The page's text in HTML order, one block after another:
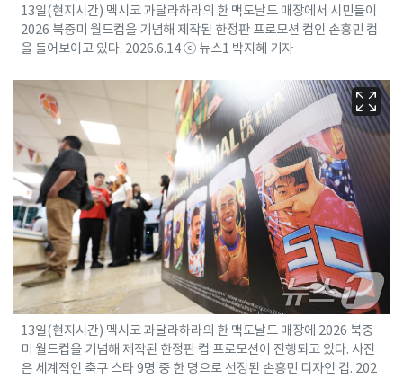
13일(현지시간) 멕시코 과달라하라의 한 맥도날드 매장에서 시민들이
2026 북중미 월드컵을 기념해 제작된 한정판 프로모션 컵인 손흥민 컵
을 들어보이고 있다. 2026.6.14 ⓒ 뉴스1 박지혜 기자
13일(현지시간) 멕시코 과달라하라의 한 맥도날드 매장에 2026 북중
미 월드컵을 기념해 제작된 한정판 컵 프로모션이 진행되고 있다. 사진
은 세계적인 축구 스타 9명 중 한 명으로 선정된 손흥민 디자인 컵. 202